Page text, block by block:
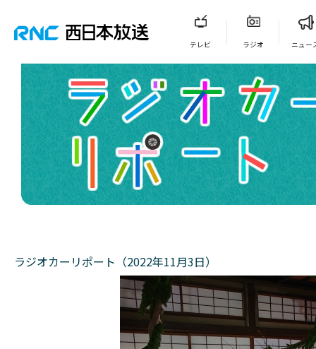
テレビ ラジオ ニュー
ラジオカーリポート（2022年11月3日）